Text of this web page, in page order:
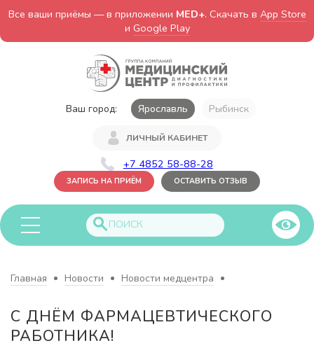
Все ваши приёмы — в приложении MED+. Скачать в App Store
и Google Play
Ваш город: Ярославль Рыбинск
ЛИЧНЫЙ КАБИНЕТ
+7 4852 58-88-28
ЗАПИСЬ НА ПРИЁМ ОСТАВИТЬ ОТЗЫВ
Главная Новости Новости медцентра
С ДНЁМ ФАРМАЦЕВТИЧЕСКОГО
РАБОТНИКА!